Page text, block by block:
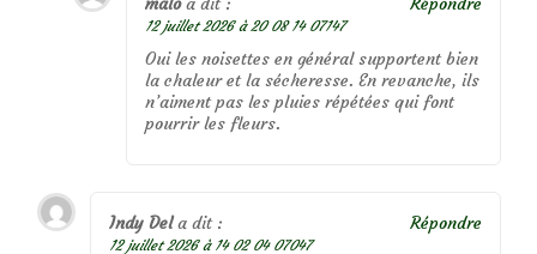
12 juillet 2026 à 20 08 14 07147
Oui les noisettes en général supportent bien
la chaleur et la sécheresse. En revanche, ils
n’aiment pas les pluies répétées qui font
pourrir les fleurs.
Indy Del a dit :
12 juillet 2026 à 14 02 04 07047
Répondre